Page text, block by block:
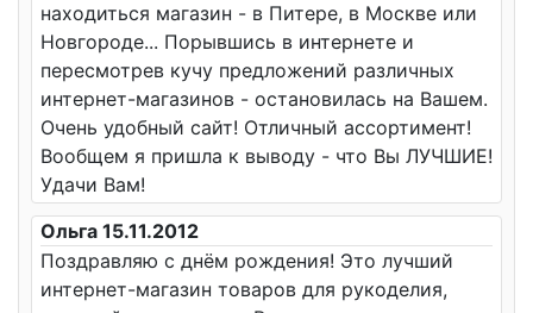
находиться магазин - в Питере, в Москве или
Новгороде... Порывшись в интернете и
пересмотрев кучу предложений различных
интернет-магазинов - остановилась на Вашем.
Очень удобный сайт! Отличный ассортимент!
Вообщем я пришла к выводу - что Вы ЛУЧШИЕ!
Удачи Вам!
Ольга 15.11.2012
Поздравляю с днём рождения! Это лучший
интернет-магазин товаров для рукоделия,